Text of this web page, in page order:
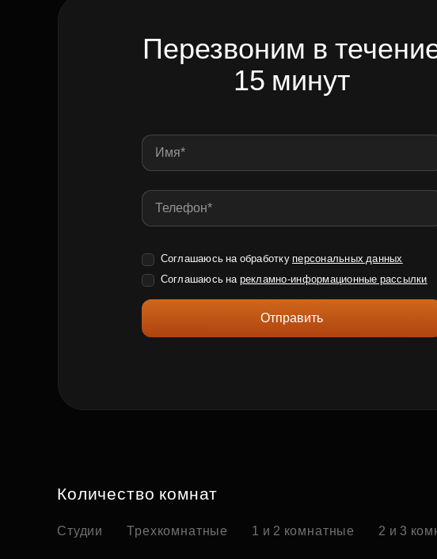
Перезвоним в
15 минут
Соглашаюсь на обработку персональных данных
Соглашаюсь на рекламно-информационные рассылки
Отправить
Количество комнат
Студии Трехкомнатные 1 и 2 комнатные 2 и 3